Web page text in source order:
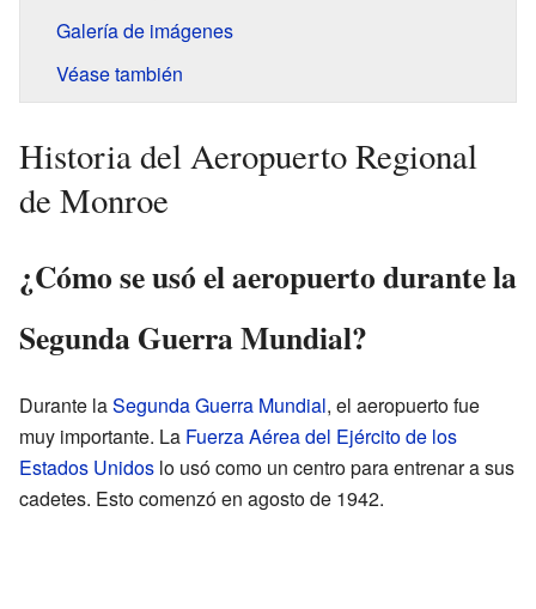
Galería de imágenes
Véase también
Historia del Aeropuerto Regional
de Monroe
¿Cómo se usó el aeropuerto durante la
Segunda Guerra Mundial?
Durante laSegunda Guerra Mundial, el aeropuerto fue
muy importante. La Fuerza Aérea del Ejército de los
Estados Unidos lo usó como un centro para entrenar a sus
cadetes. Esto comenzó en agosto de 1942.